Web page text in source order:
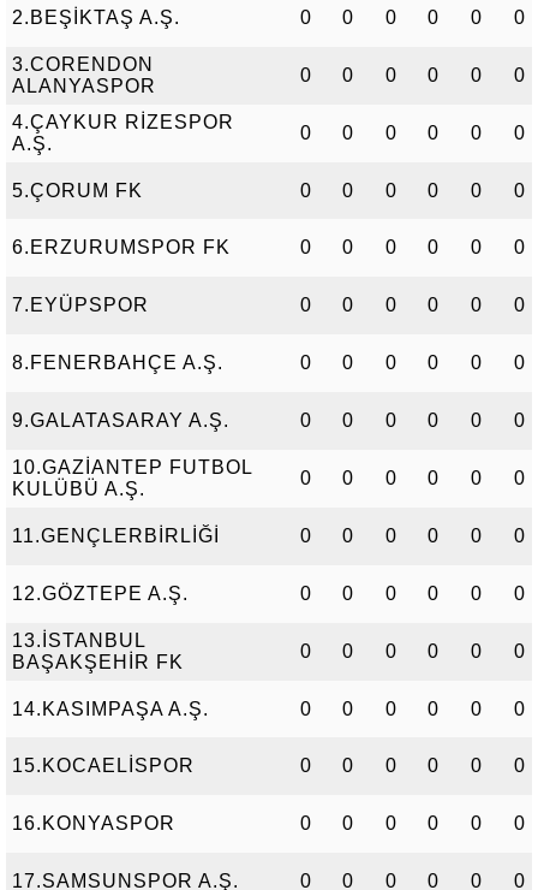
2.BEŞİKTAŞ A.Ş. 0 0 0 0 0 0
3.CORENDON
ALANYASPOR
0 0 0 0 0 0
4.ÇAYKUR RİZESPOR
A.Ş.
0 0 0 0 0 0
5.ÇORUM FK 0 0 0 0 0 0
6.ERZURUMSPOR FK 0 0 0 0 0 0
7.EYÜPSPOR 0 0 0 0 0 0
8.FENERBAHÇE A.Ş. 0 0 0 0 0 0
9.GALATASARAY A.Ş. 0 0 0 0 0 0
10.GAZİANTEP FUTBOL
KULÜBÜ A.Ş.
0 0 0 0 0 0
11.GENÇLERBİRLİĞİ 0 0 0 0 0 0
12.GÖZTEPE A.Ş. 0 0 0 0 0 0
13.İSTANBUL
BAŞAKŞEHİR FK
0 0 0 0 0 0
14.KASIMPAŞA A.Ş. 0 0 0 0 0 0
15.KOCAELİSPOR 0 0 0 0 0 0
16.KONYASPOR 0 0 0 0 0 0
17.SAMSUNSPOR A.Ş. 0 0 0 0 0 0